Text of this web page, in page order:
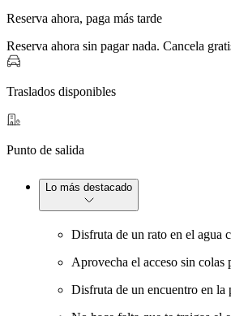
Reserva ahora, paga más tarde
Reserva ahora sin pagar nada. Cancela
Traslados disponibles
Punto de salida
Lo más destacado
Disfruta de un rato en el agua
Aprovecha el acceso sin colas
Disfruta de un encuentro en la